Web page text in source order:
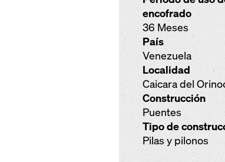
encofrado
36 Meses
País
Venezuela
Localidad
Caicara del
Construcción
Puentes
Tipo de
Pilas y pilonos